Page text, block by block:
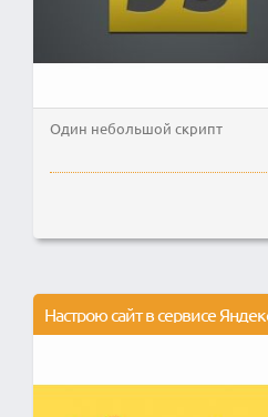
Один небольшой скрипт